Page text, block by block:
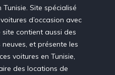
Site spécialisé
d’occasion avec
contient aussi des
et présente les
voitures en Tunisie,
des locations de